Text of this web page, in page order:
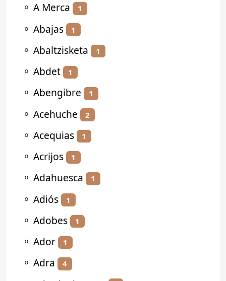
⚬ A Merca 1
⚬ Abajas 1
⚬ Abaltzisketa 1
⚬ Abdet 1
⚬ Abengibre 1
⚬ Acehuche 2
⚬ Acequias 1
⚬ Acrijos 1
⚬ Adahuesca 1
⚬ Adiós 1
⚬ Adobes 1
⚬ Ador 1
⚬ Adra 4